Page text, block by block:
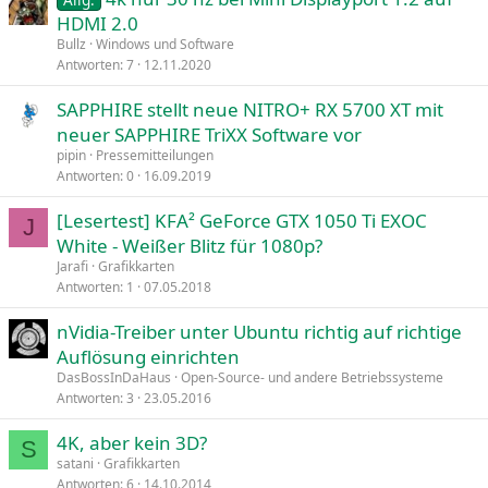
HDMI 2.0
Bullz Windows und Software
Antworten 7 12.11.2020
SAPPHIRE stellt neue NITRO+ RX 5700 XT mit
neuer SAPPHIRE TriXX Software vor
pipin Pressemitteilungen
Antworten 0 16.09.2019
J
[Lesertest] KFA² GeForce GTX 1050 Ti EXOC
White - Weißer Blitz für 1080p?
Jarafi Grafikkarten
Antworten 1 07.05.2018
nVidia-Treiber unter Ubuntu richtig auf richtige
Auflösung einrichten
DasBossInDaHaus Open-Source- und andere Betriebssysteme
Antworten 3 23.05.2016
S 4K, aber kein 3D?
satani Grafikkarten
Antworten 6 14.10.2014